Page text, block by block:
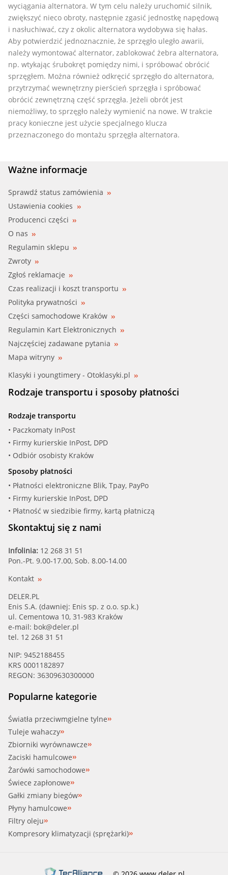
wyciągania alternatora. W tym celu należy uruchomić silnik,
zwiększyć nieco obroty, następnie zgasić jednostkę napędową
i nasłuchiwać, czy z okolic alternatora wydobywa się hałas.
Aby potwierdzić jednoznacznie, że sprzęgło uległo awarii,
należy wymontować alternator, zablokować żebra alternatora,
np. wtykając śrubokręt pomiędzy nimi, i spróbować obrócić
sprzęgłem. Można również odkręcić sprzęgło do alternatora,
przytrzymać wewnętrzny pierścień sprzęgła i spróbować
obrócić zewnętrzną część sprzęgła. Jeżeli obrót jest
niemożliwy, to sprzęgło należy wymienić na nowe. W trakcie
pracy konieczne jest użycie specjalnego klucza
przeznaczonego do montażu sprzęgła alternatora.
Ważne informacje
Sprawdź status zamówienia
Ustawienia cookies
Producenci części
O nas
Regulamin sklepu
Zwroty
Zgłoś reklamacje
Czas realizacji i koszt transportu
Polityka prywatności
Części samochodowe Kraków
Regulamin Kart Elektronicznych
Najczęściej zadawane pytania
Mapa witryny
Klasyki i youngtimery - Otoklasyki.pl
Rodzaje transportu i sposoby płatności
Rodzaje transportu
• Paczkomaty InPost
• Firmy kurierskie InPost, DPD
• Odbiór osobisty Kraków
Sposoby płatności
• Płatności elektroniczne Blik, Tpay, PayPo
• Firmy kurierskie InPost, DPD
• Płatność w siedzibie firmy, kartą płatniczą
Skontaktuj się z nami
Infolinia: 12 268 31 51
Pon.-Pt. 9.00-17.00, Sob. 8.00-14.00
Kontakt
DELER.PL
Enis S.A. (dawniej: Enis sp. z o.o. sp.k.)
ul. Cementowa 10, 31-983 Kraków
e-mail: bok@deler.pl
tel. 12 268 31 51
NIP: 9452188455
KRS 0001182897
REGON: 36309630300000
Popularne kategorie
Światła przeciwmgielne tylne
Tuleje wahaczy
Zbiorniki wyrównawcze
Zaciski hamulcowe
Żarówki samochodowe
Świece zapłonowe
Gałki zmiany biegów
Płyny hamulcowe
Filtry oleju
Kompresory klimatyzacji (sprężarki)